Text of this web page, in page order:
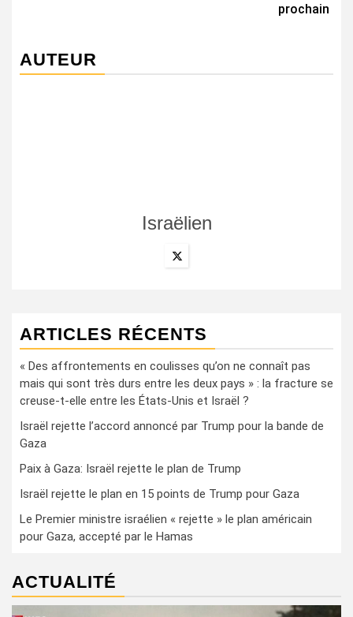
prochain
AUTEUR
Israëlien
ARTICLES RÉCENTS
« Des affrontements en coulisses qu’on ne connaît pas
mais qui sont très durs entre les deux pays » : la fracture se
creuse-t-elle entre les États-Unis et Israël ?
Israël rejette l’accord annoncé par Trump pour la bande de
Gaza
Paix à Gaza: Israël rejette le plan de Trump
Israël rejette le plan en 15 points de Trump pour Gaza
Le Premier ministre israélien « rejette » le plan américain
pour Gaza, accepté par le Hamas
ACTUALITÉ